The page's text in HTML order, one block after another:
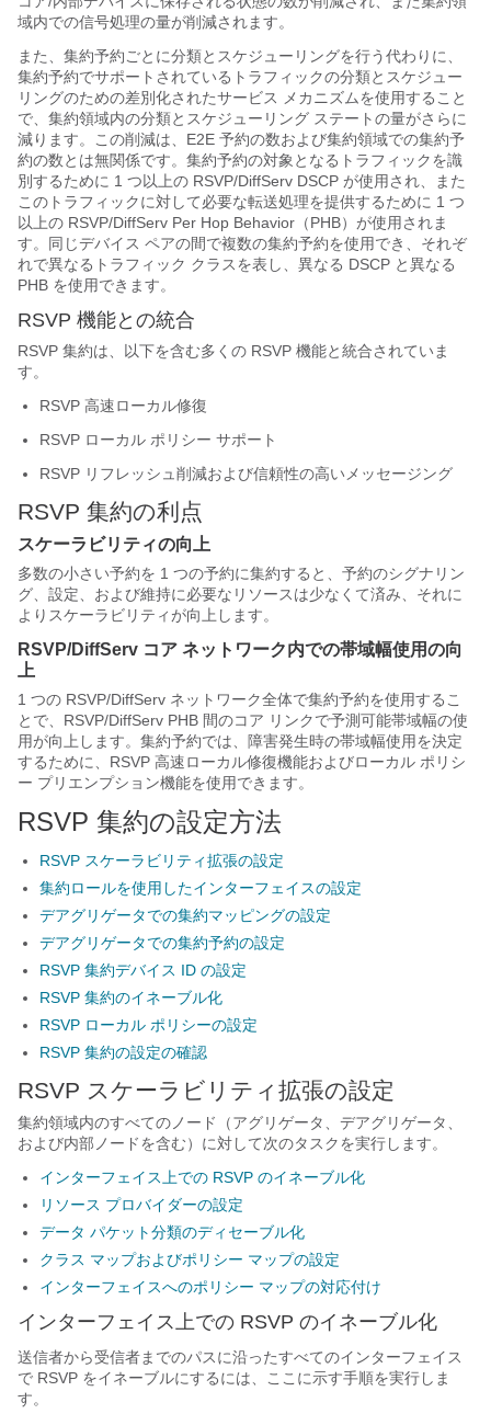
域内での信号処理の量が削減されます。
また、集約予約ごとに分類とスケジューリングを行う代わりに、
集約予約でサポートされているトラフィックの分類とスケジュー
リングのための差別化されたサービス メカニズムを使用すること
で、集約領域内の分類とスケジューリング ステートの量がさらに
減ります。この削減は、E2E 予約の数および集約領域での集約予
約の数とは無関係です。集約予約の対象となるトラフィックを識
別するために 1 つ以上の RSVP/DiffServ DSCP が使用され、また
このトラフィックに対して必要な転送処理を提供するために 1 つ
以上の RSVP/DiffServ Per Hop Behavior（PHB）が使用されま
す。同じデバイス ペアの間で複数の集約予約を使用でき、それぞ
れで異なるトラフィック クラスを表し、異なる DSCP と異なる
PHB を使用できます。
RSVP 機能との統合
RSVP 集約は、以下を含む多くの RSVP 機能と統合されていま
す。
RSVP 高速ローカル修復
RSVP ローカル ポリシー サポート
RSVP リフレッシュ削減および信頼性の高いメッセージング
RSVP 集約の利点
スケーラビリティの向上
多数の小さい予約を 1 つの予約に集約すると、予約のシグナリン
グ、設定、および維持に必要なリソースは少なくて済み、それに
よりスケーラビリティが向上します。
RSVP/DiffServ コア ネットワーク内での帯域幅使用の向
上
1 つの RSVP/DiffServ ネットワーク全体で集約予約を使用するこ
とで、RSVP/DiffServ PHB 間のコア リンクで予測可能帯域幅の使
用が向上します。集約予約では、障害発生時の帯域幅使用を決定
するために、RSVP 高速ローカル修復機能およびローカル ポリシ
ー プリエンプション機能を使用できます。
RSVP 集約の設定方法
RSVP スケーラビリティ拡張の設定
集約ロールを使用したインターフェイスの設定
デアグリゲータでの集約マッピングの設定
デアグリゲータでの集約予約の設定
RSVP 集約デバイス ID の設定
RSVP 集約のイネーブル化
RSVP ローカル ポリシーの設定
RSVP 集約の設定の確認
RSVP スケーラビリティ拡張の設定
集約領域内のすべてのノード（アグリゲータ、デアグリゲータ、
および内部ノードを含む）に対して次のタスクを実行します。
インターフェイス上での RSVP のイネーブル化
リソース プロバイダーの設定
データ パケット分類のディセーブル化
クラス マップおよびポリシー マップの設定
インターフェイスへのポリシー マップの対応付け
インターフェイス上での RSVP のイネーブル化
送信者から受信者までのパスに沿ったすべてのインターフェイス
で RSVP をイネーブルにするには、ここに示す手順を実行しま
す。